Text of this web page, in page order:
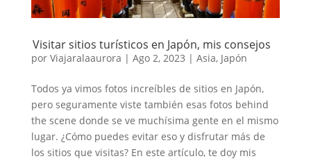
Visitar sitios turísticos en Japón, mis consejos
por Viajaralaaurora | Ago 2, 2023 | Asia, Japón
Todos ya vimos fotos increíbles de sitios en Japón,
pero seguramente viste también esas fotos behind
the scene donde se ve muchísima gente en el mismo
lugar. ¿Cómo puedes evitar eso y disfrutar más de
los sitios que visitas? En este artículo, te doy mis